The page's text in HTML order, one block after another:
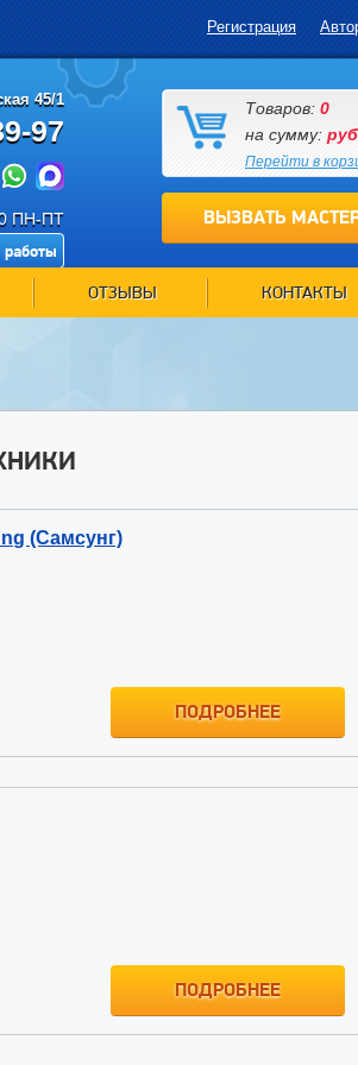
Регистрация
45/1
97
ПН-ПТ
Товаров: 0
на сумму:
Перейти в
ВЫЗВАТЬ
ОТЗЫВЫ КОНТАКТЫ
(Самсунг)
ПОДРОБНЕЕ
ПОДРОБНЕЕ